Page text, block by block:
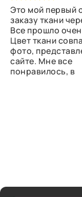
Это мой первый
заказу ткани
Все прошло
Цвет ткани
фото,
сайте. Мне все
понравилось, в